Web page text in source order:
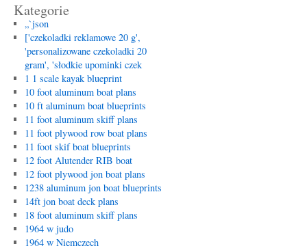
Kategorie
„`json
['czekoladki reklamowe 20 g',
'personalizowane czekoladki 20
gram', 'słodkie upominki czek
1 1 scale kayak blueprint
10 foot aluminum boat plans
10 ft aluminum boat blueprints
11 foot aluminum skiff plans
11 foot plywood row boat plans
11 foot skif boat blueprints
12 foot Alutender RIB boat
12 foot plywood jon boat plans
1238 aluminum jon boat blueprints
14ft jon boat deck plans
18 foot aluminum skiff plans
1964 w judo
1964 w Niemczech